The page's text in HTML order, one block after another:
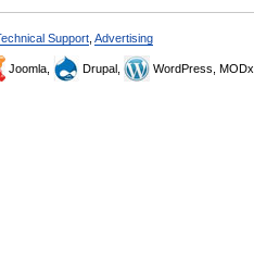
Support Advertising
Joomla, Drupal, WordPress, MODx.